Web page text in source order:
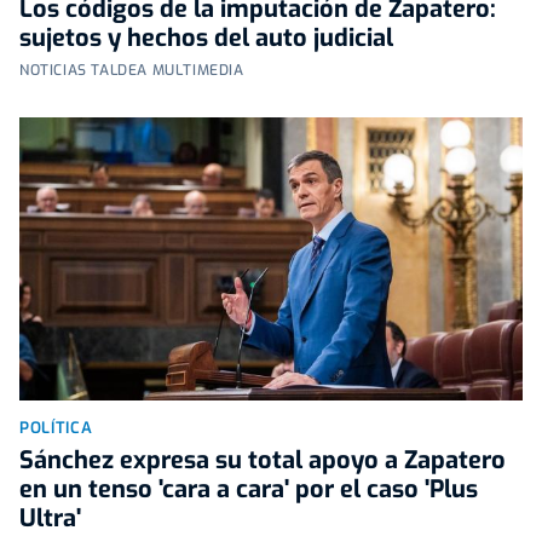
Los códigos de la imputación de Zapatero:
sujetos y hechos del auto judicial
NOTICIAS TALDEA MULTIMEDIA
POLÍTICA
Sánchez expresa su total apoyo a Zapatero
en un tenso 'cara a cara' por el caso 'Plus
Ultra'